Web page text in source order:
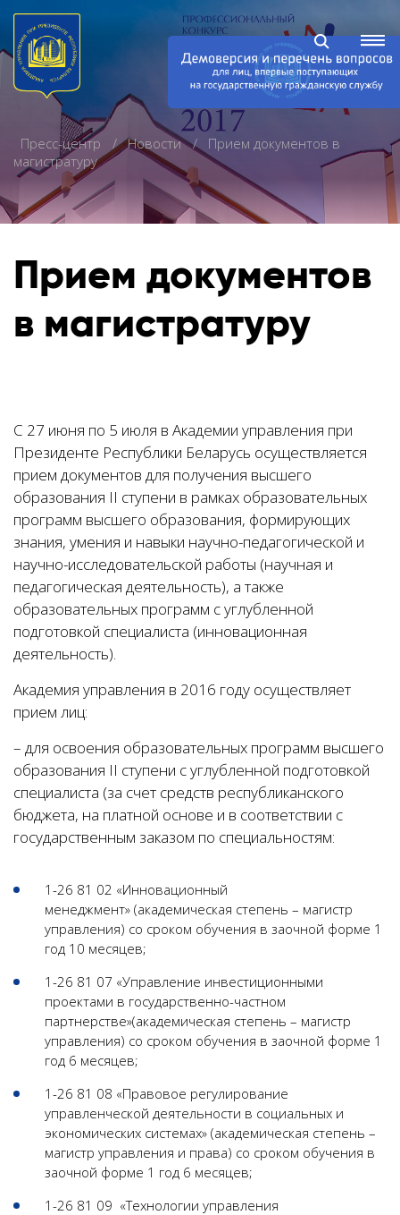
Пресс-центр Новости
Прием документов в
магистратуру
Прием документов
в магистратуру
С 27 июня по 5 июля в Академии управления при
Президенте Республики Беларусь осуществляется
прием документов для получения высшего
образования II ступени в рамках образовательных
программ высшего образования, формирующих
знания, умения и навыки научно-педагогической и
научно-исследовательской работы (научная и
педагогическая деятельность), а также
образовательных программ с углубленной
подготовкой специалиста (инновационная
деятельность).
Академия управления в 2016 году осуществляет
прием лиц:
– для освоения образовательных программ высшего
образования II ступени с углубленной подготовкой
специалиста (за счет средств республиканского
бюджета, на платной основе и в соответствии с
государственным заказом по специальностям:
1-26 81 02 «Инновационный
менеджмент» (академическая степень – магистр
управления) со сроком обучения в заочной форме 1
год 10 месяцев;
1-26 81 07 «Управление инвестиционными
проектами в государственно-частном
партнерстве»(академическая степень – магистр
управления) со сроком обучения в заочной форме 1
год 6 месяцев;
1-26 81 08 «Правовое регулирование
управленческой деятельности в социальных и
экономических системах» (академическая степень –
магистр управления и права) со сроком обучения в
заочной форме 1 год 6 месяцев;
1-26 81 09 «Технологии управления